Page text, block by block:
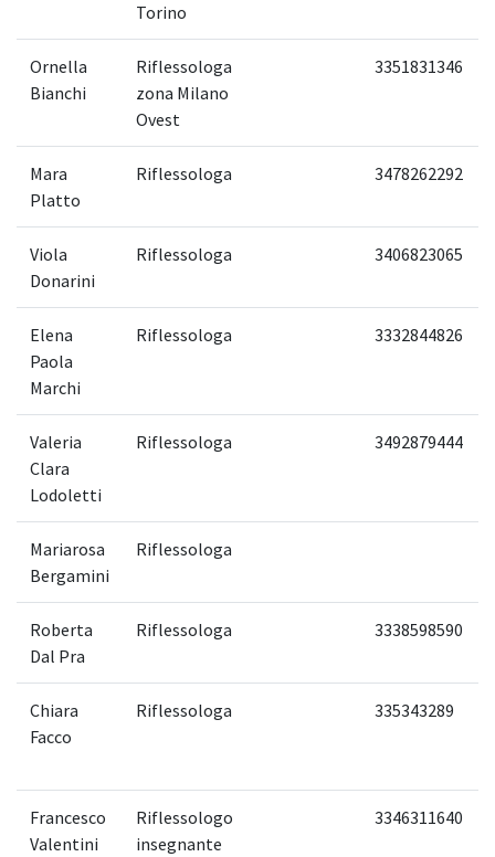
Torino
Ornella
Bianchi
Riflessologa
zona Milano
Ovest
3351831346
Mara
Platto
Riflessologa 3478262292
Viola
Donarini
Riflessologa 3406823065
Elena
Paola
Marchi
Riflessologa 3332844826
Valeria
Clara
Lodoletti
Riflessologa 3492879444
Mariarosa
Bergamini
Riflessologa
Roberta
Dal Pra
Riflessologa 3338598590
Chiara
Facco
Riflessologa 335343289
Francesco
Valentini
Riflessologo
insegnante
3346311640